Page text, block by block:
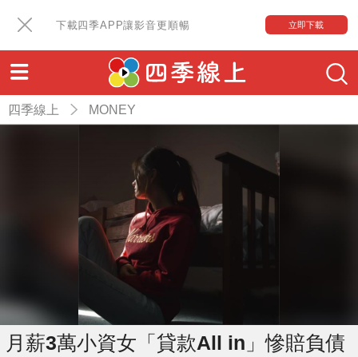
下載四季APP讓影音更順暢 立即下載
四季線上 MONEY
月薪3萬小資女「貸款All in」慘賠負債